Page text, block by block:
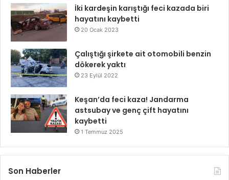
İki kardeşin karıştığı feci kazada biri
hayatını kaybetti
20 Ocak 2023
Çalıştığı şirkete ait otomobili benzin
dökerek yaktı
23 Eylül 2022
Keşan’da feci kaza! Jandarma
astsubay ve genç çift hayatını
kaybetti
1 Temmuz 2025
Son Haberler